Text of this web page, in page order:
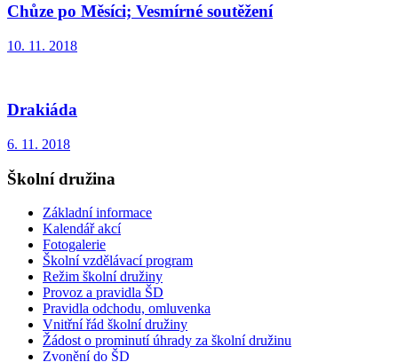
Chůze po Měsíci; Vesmírné soutěžení
10. 11. 2018
Drakiáda
6. 11. 2018
Školní družina
Základní informace
Kalendář akcí
Fotogalerie
Školní vzdělávací program
Režim školní družiny
Provoz a pravidla ŠD
Pravidla odchodu, omluvenka
Vnitřní řád školní družiny
Žádost o prominutí úhrady za školní družinu
Zvonění do ŠD